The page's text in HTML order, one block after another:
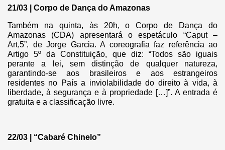
21/03 | Corpo de Dança do Amazonas
Também na quinta, às 20h, o Corpo de Dança do
Amazonas (CDA) apresentará o espetáculo “Caput –
Art,5”, de Jorge Garcia. A coreografia faz referência ao
Artigo 5º da Constituição, que diz: “Todos são iguais
perante a lei, sem distinção de qualquer natureza,
garantindo-se aos brasileiros e aos estrangeiros
residentes no País a inviolabilidade do direito à vida, à
liberdade, à segurança e à propriedade […]”. A entrada é
gratuita e a classificação livre.
22/03 | “Cabaré Chinelo”